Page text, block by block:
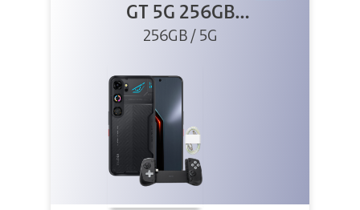
GT 5G 256GB
Negro + GPAD +
256GB / 5G